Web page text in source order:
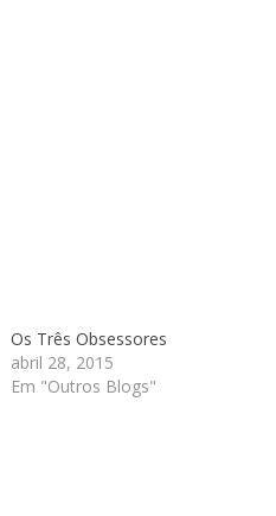
Os Três Obsessores
abril 28, 2015
Em "Outros Blogs"